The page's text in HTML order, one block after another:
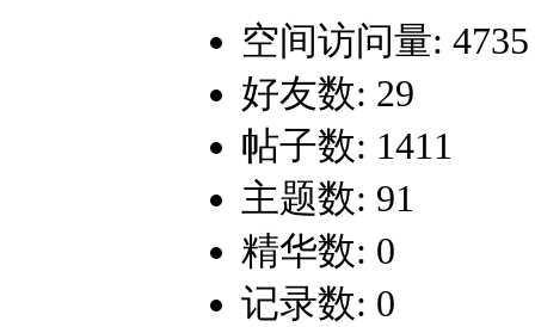
空间访问量: 4735
好友数: 29
帖子数: 1411
主题数: 91
精华数: 0
记录数: 0